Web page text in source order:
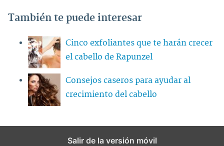
También te puede interesar
Cinco exfoliantes que te harán crecer
el cabello de Rapunzel
Consejos caseros para ayudar al
crecimiento del cabello
Salir de la versión móvil